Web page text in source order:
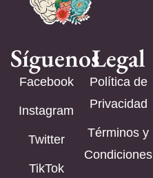
Síguenos
Facebook
Instagram
Twitter
TikTok
Legal
Política de
Privacidad
Términos y
Condiciones